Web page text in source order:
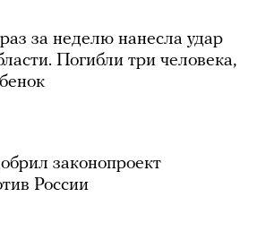
за неделю нанесла удар
Погибли три человека,
законопроект
России